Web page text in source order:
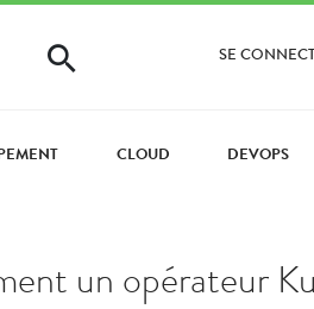
SE
CLOUD DEVOPS
un opérateur